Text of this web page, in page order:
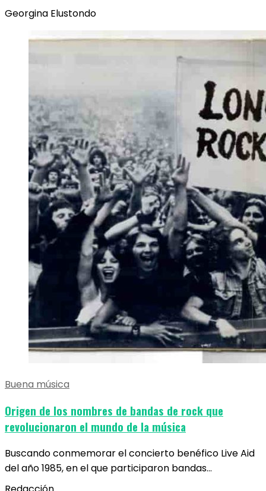
Georgina Elustondo
Buena música
Origen de los nombres de bandas de rock que
revolucionaron el mundo de la música
Buscando conmemorar el concierto benéfico Live Aid
del año 1985, en el que participaron bandas…